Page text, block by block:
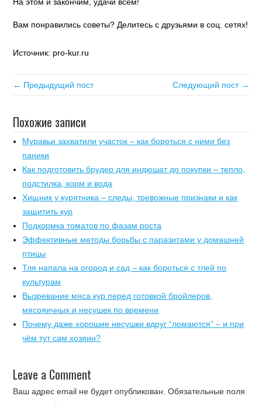
Вам понравились советы? Делитесь с друзьями в соц. сетях!
Источник: pro-kur.ru
← Предыдущий пост Следующий пост →
Похожие записи
Муравьи захватили участок – как бороться с ними без
паники
Как подготовить брудер для индюшат до покупки – тепло,
подстилка, корм и вода
Хищник у курятника – следы, тревожные признаки и как
защитить кур
Подкормка томатов по фазам роста
Эффективные методы борьбы с паразитами у домашней
птицы
Тля напала на огород и сад – как бороться с тлей по
культурам
Вызревание мяса кур перед готовкой бройлеров,
мясояичных и несушек по времени
Почему даже хорошие несушки вдруг “ломаются” – и при
чём тут сам хозяин?
Leave a Comment
Ваш адрес email не будет опубликован. Обязательные поля